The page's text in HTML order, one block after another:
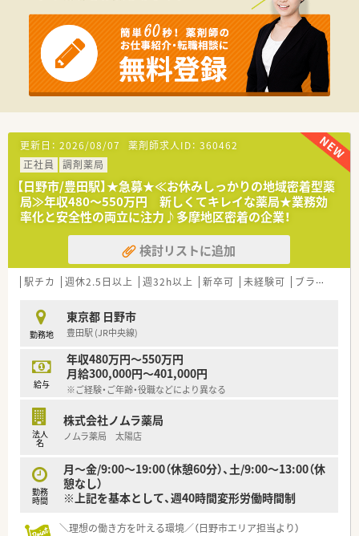
応しており、幅広い調剤を経験できる店舗です。
■現在は正社員8名とパート6名の薬剤師が在籍しており、複数
の事務スタッフとともに協力して業務を行っています。
【募集背景と求める人物像について】
■今回の募集は欠員補充が目的となっており、即戦力として店舗
を支えてくださる正社員の薬剤師を求めています。
■外来と在宅の双方に対応しているため、調剤薬局での実務経験
■地域の患者様に「また来たい」と思って頂けるような、明るく
思いやりのある対応ができる方を歓迎いたします。
【法人特徴について】
■東京と神奈川を中心に60店舗以上を展開しており、売上高100
億円を突破している大変安定した経営基盤です。
■ドミナント展開を行っているため近隣店舗との連携が非常に
スムーズで、転居を伴う異動は基本的にありません。
■調剤薬局事業のほかにもカフェ運営や再生可能エネルギー事
業など、多角的なビジネスを展開している企業です。
■年間休日は123日としっかり確保されており、週休2日制のた
めプライベートの時間も大切にできます。
■有給休暇の消化率は約70％を維持しており、スタッフ同士で
協力しながらお休みを取りやすい好環境です。
■残業時間は月平均で10時間程度となっており、仕事終わりの
予定が立てやすく無理なく働き続けられます。
更新日： 2026/08/07 薬剤師求人ID： 360462
正社員
調剤薬局
【日野市/豊田駅】★急募★≪お休みしっかりの地域密着型薬
局≫年収480～550万円 新しくてキレイな薬局★業務効
率化と安全性の両立に注力♪多摩地区密着の企業！
検討リストに追加
駅チカ 週休2.5日以上 週32h以上 新卒可 未経験可 ブランク可
勤務地
東京都 日野市
豊田駅 (JR中央線)
給与
年収480万円～550万円
月給300,000円～401,000円
※ご経験・ご年齢・役職などにより異なる
法人
名
株式会社ノムラ薬局
ノムラ薬局 太陽店
勤務
時間
月～金/9:00～19:00（休憩60分）、土/9:00～13:00（休
憩なし）
※上記を基本として、週40時間変形労働時間制
＼理想の働き方を叶える環境／（日野市エリア担当より）